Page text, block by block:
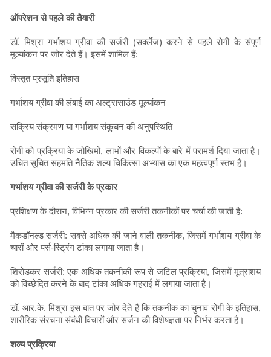
ऑपरेशन से पहले की तैयारी
डॉ. मिश्रा गर्भाशय ग्रीवा की सर्जरी (सर्क्लेज) करने से पहले रोगी के संपूर्ण
मूल्यांकन पर जोर देते हैं। इसमें शामिल हैं:
विस्तृत प्रसूति इतिहास
गर्भाशय ग्रीवा की लंबाई का अल्ट्रासाउंड मूल्यांकन
सक्रिय संक्रमण या गर्भाशय संकुचन की अनुपस्थिति
रोगी को प्रक्रिया के जोखिमों, लाभों और विकल्पों के बारे में परामर्श दिया जाता है।
उचित सूचित सहमति नैतिक शल्य चिकित्सा अभ्यास का एक महत्वपूर्ण स्तंभ है।
गर्भाशय ग्रीवा की सर्जरी के प्रकार
प्रशिक्षण के दौरान, विभिन्न प्रकार की सर्जरी तकनीकों पर चर्चा की जाती है:
मैकडॉनल्ड सर्जरी: सबसे अधिक की जाने वाली तकनीक, जिसमें गर्भाशय ग्रीवा के
चारों ओर पर्स-स्ट्रिंग टांका लगाया जाता है।
शिरोडकर सर्जरी: एक अधिक तकनीकी रूप से जटिल प्रक्रिया, जिसमें मूत्राशय
को विच्छेदित करने के बाद टांका अधिक गहराई में लगाया जाता है।
डॉ. आर.के. मिश्रा इस बात पर जोर देते हैं कि तकनीक का चुनाव रोगी के इतिहास,
शारीरिक संरचना संबंधी विचारों और सर्जन की विशेषज्ञता पर निर्भर करता है।
शल्य प्रक्रिया